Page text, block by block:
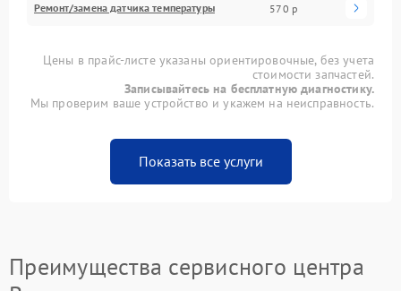
Ремонт/замена датчика температуры 570 р
Цены в прайс-листе указаны ориентировочные, без учета
стоимости запчастей.
Записывайтесь на бесплатную диагностику.
Мы проверим ваше устройство и укажем на неисправность.
Показать все услуги
Преимущества сервисного центра